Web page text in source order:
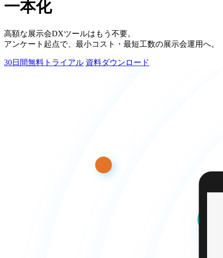
一本化
高額な展示会DXツールはもう不要。
アンケート起点で、最小コスト・最短工数の展示会運用へ。
30日間無料トライアル 資料ダウンロード